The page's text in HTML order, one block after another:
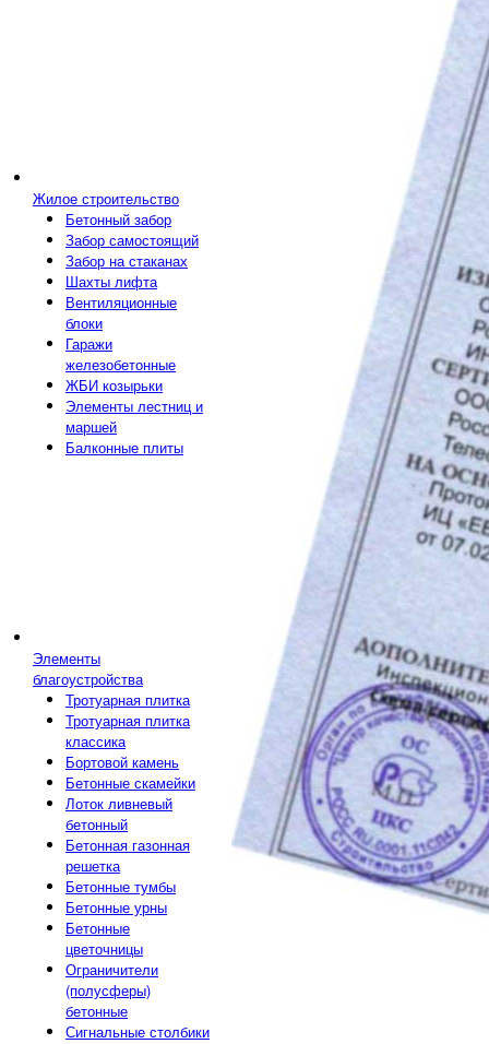
Жилое строительство
Бетонный забор
Забор самостоящий
Забор на стаканах
Шахты лифта
Вентиляционные
блоки
Гаражи
железобетонные
ЖБИ козырьки
Элементы лестниц и
маршей
Балконные плиты
Элементы
благоустройства
Тротуарная плитка
Тротуарная плитка
классика
Бортовой камень
Бетонные скамейки
Лоток ливневый
бетонный
Бетонная газонная
решетка
Бетонные тумбы
Бетонные урны
Бетонные
цветочницы
Ограничители
(полусферы)
бетонные
Сигнальные столбики